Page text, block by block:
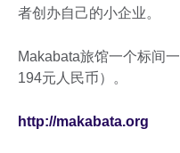
者创办自己的小企业。
Makabata旅馆一个标间
194元人民币）。
http://makabata.org